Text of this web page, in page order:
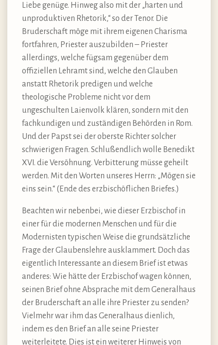
Liebe genüge. Hinweg also mit der „harten und
unproduktiven Rhetorik,“ so der Tenor. Die
Bruderschaft möge mit ihrem eigenen Charisma
fortfahren, Priester auszubilden – Priester
allerdings, welche fügsam gegenüber dem
offiziellen Lehramt sind, welche den Glauben
anstatt Rhetorik predigen und welche
theologische Probleme nicht vor dem
ungeschulten Laienvolk klären, sondern mit den
fachkundigen und zuständigen Behörden in Rom.
Und der Papst sei der oberste Richter solcher
schwierigen Fragen. Schlußendlich wolle Benedikt
XVI. die Versöhnung. Verbitterung müsse geheilt
werden. Mit den Worten unseres Herrn: „Mögen sie
eins sein.“ (Ende des erzbischöflichen Briefes.)
Beachten wir nebenbei, wie dieser Erzbischof in
einer für die modernen Menschen und für die
Modernisten typischen Weise die grundsätzliche
Frage der Glaubenslehre ausklammert. Doch das
eigentlich Interessante an diesem Brief ist etwas
anderes: Wie hätte der Erzbischof wagen können,
seinen Brief ohne Absprache mit dem Generalhaus
der Bruderschaft an alle ihre Priester zu senden?
Vielmehr war ihm das Generalhaus dienlich,
indem es den Brief an alle seine Priester
weiterleitete. Dies ist ein weiterer Hinweis von